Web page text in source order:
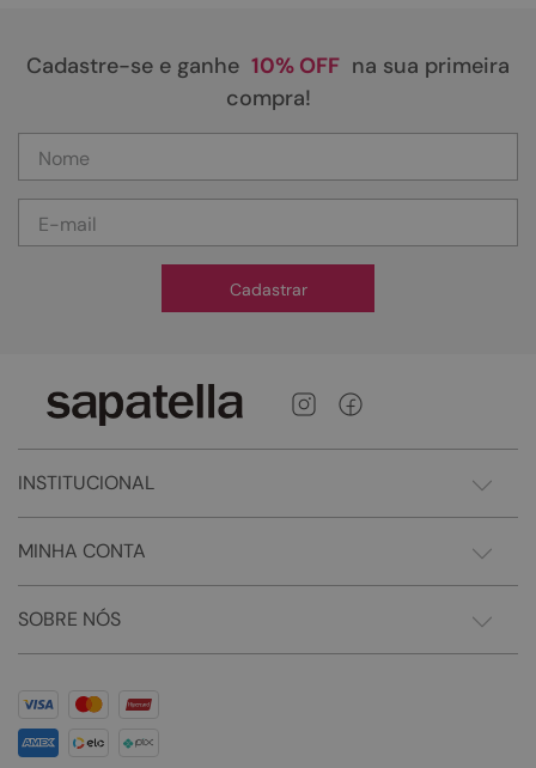
Cadastre-se e ganhe 10% OFF na sua primeira
compra!
Cadastrar
INSTITUCIONAL
MINHA CONTA
SOBRE NÓS